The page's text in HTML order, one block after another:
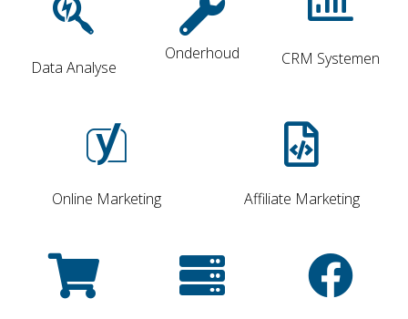
Data Analyse
Onderhoud CRM Systemen
Online Marketing Affiliate Marketing